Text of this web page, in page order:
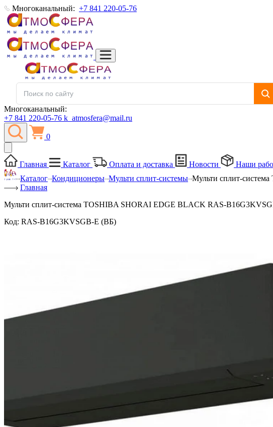
Многоканальный: +7 841 220-05-76
Многоканальный:
+7 841 220-05-76 k_atmosfera@mail.ru
0
Главная Каталог Оплата и доставка Новости Наши
Каталог Кондиционеры Мульти сплит-системы Мульти сплит-
Главная
Мульти сплит-система TOSHIBA SHORAI EDGE BLACK RAS-
Код: RAS-B16G3KVSGB-E (ВБ)